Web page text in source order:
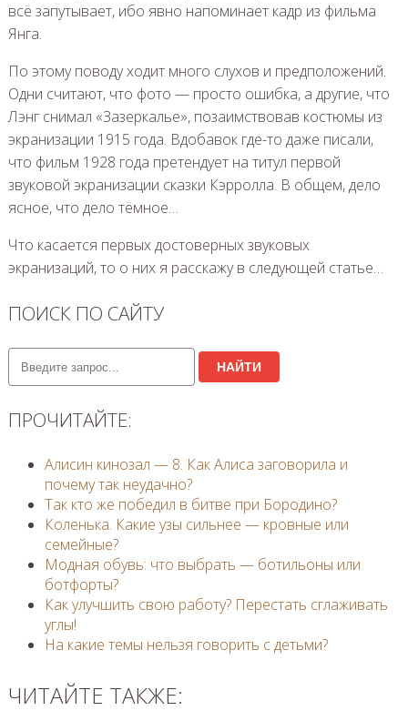
всё запутывает, ибо явно напоминает кадр из фильма
Янга.
По этому поводу ходит много слухов и предположений.
Одни считают, что фото — просто ошибка, а другие, что
Лэнг снимал «Зазеркалье», позаимствовав костюмы из
экранизации 1915 года. Вдобавок где-то даже писали,
что фильм 1928 года претендует на титул первой
звуковой экранизации сказки Кэрролла. В общем, дело
ясное, что дело тёмное…
Что касается первых достоверных звуковых
экранизаций, то о них я расскажу в следующей статье…
ПОИСК ПО САЙТУ
НАЙТИ
ПРОЧИТАЙТЕ:
Алисин кинозал — 8. Как Алиса заговорила и
почему так неудачно?
Так кто же победил в битве при Бородино?
Коленька. Какие узы сильнее — кровные или
семейные?
Модная обувь: что выбрать — ботильоны или
ботфорты?
Как улучшить свою работу? Перестать сглаживать
углы!
На какие темы нельзя говорить с детьми?
ЧИТАЙТЕ ТАКЖЕ: